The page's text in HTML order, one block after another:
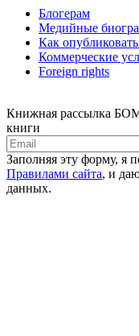
Блогерам
Медийные
Как
Коммерческие
Foreign rights
Книжная рассылка
книги
Заполняя эту форму, я
Правилами сайта, и
данных.